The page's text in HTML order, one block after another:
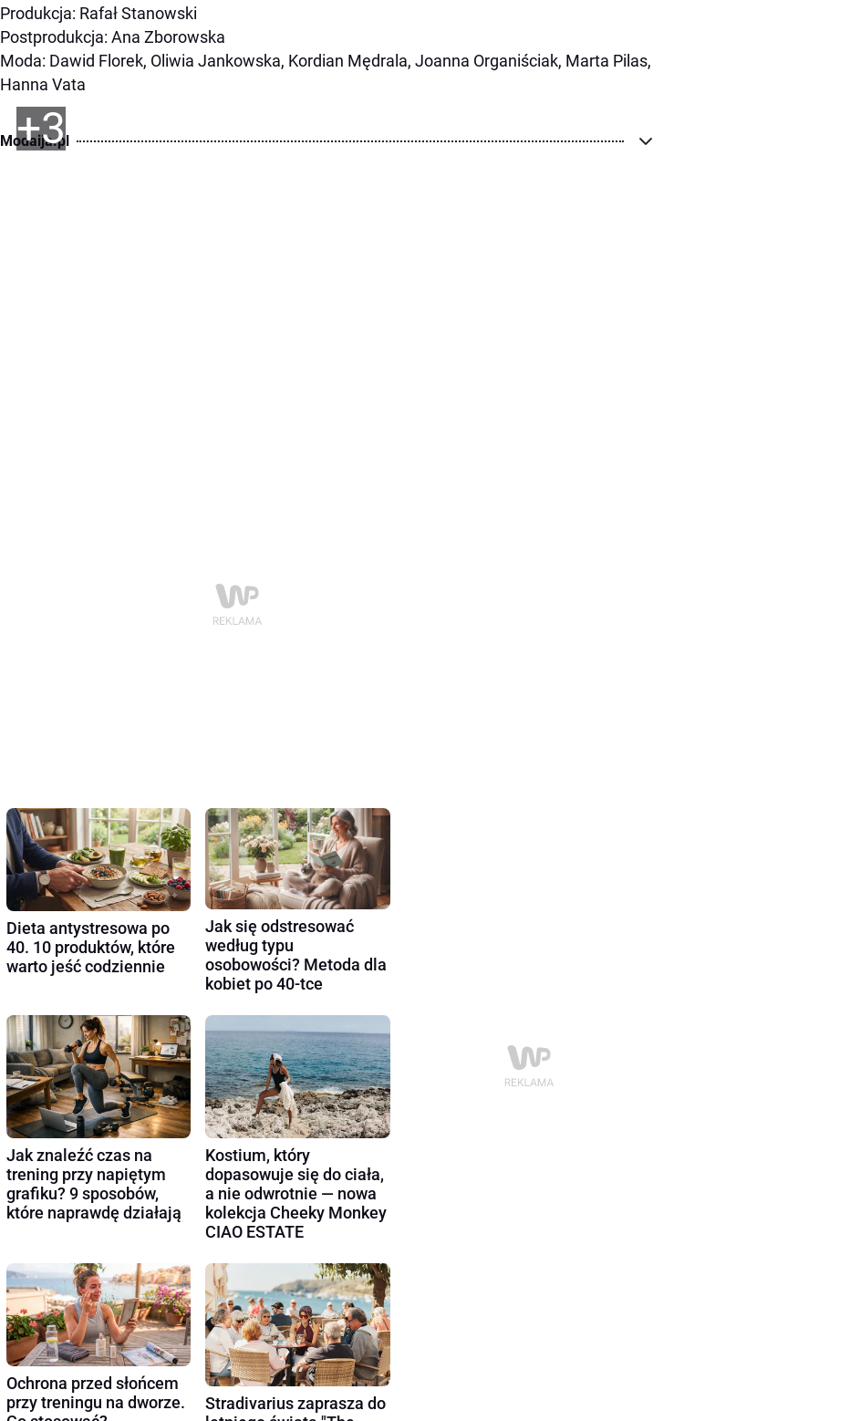
Produkcja: Rafał Stanowski
Postprodukcja: Ana Zborowska
Moda: Dawid Florek, Oliwia Jankowska, Kordian Mędrala, Joanna Organiściak, Marta Pilas,
Hanna Vata
+3
Modaija.pl
Dieta antystresowa po
40. 10 produktów, które
warto jeść codziennie
Jak się odstresować
według typu
osobowości? Metoda dla
kobiet po 40-tce
Jak znaleźć czas na
trening przy napiętym
grafiku? 9 sposobów,
które naprawdę działają
Kostium, który
dopasowuje się do ciała,
a nie odwrotnie — nowa
kolekcja Cheeky Monkey
CIAO ESTATE
Ochrona przed słońcem
przy treningu na dworze.
Stradivarius zaprasza do